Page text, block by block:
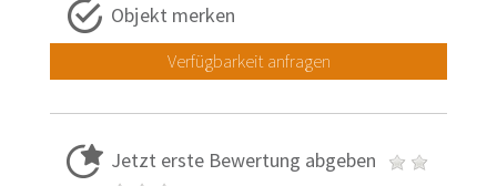
Objekt merken
Verfügbarkeit anfragen
Jetzt erste Bewertung abgeben